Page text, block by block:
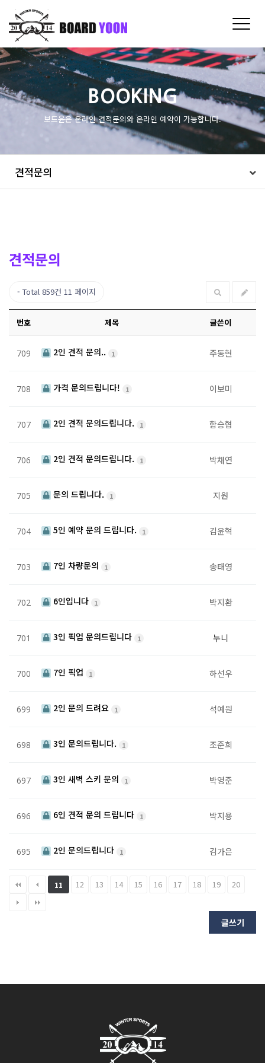
Toggle
BOOKING
보드윤은 온라인 견적문의와 온라인 예약이 가능합니다.
견적문의
견적문의
Total 859건 11 페이지
번호 제목 글쓴이
709 2인 견적 문의.. 1 주동현
708 가격 문의드립니다! 1 이보미
707 2인 견적 문의드립니다. 1 함승협
706 2인 견적 문의드립니다. 1 박채연
705 문의 드립니다. 1 지원
704 5인 예약 문의 드립니다. 1 김윤혁
703 7인 차량문의 1 송태영
702 6인입니다 1 박지환
701 3인 픽업 문의드립니다 1 누니
700 7인 픽업 1 하선우
699 2인 문의 드려요 1 석예원
698 3인 문의드립니다. 1 조준희
697 3인 새벽 스키 문의 1 박영준
696 6인 견적 문의 드립니다 1 박지용
695 2인 문의드립니다 1 김가은
11 12 13 14 15 16 17 18 19 20
글쓰기